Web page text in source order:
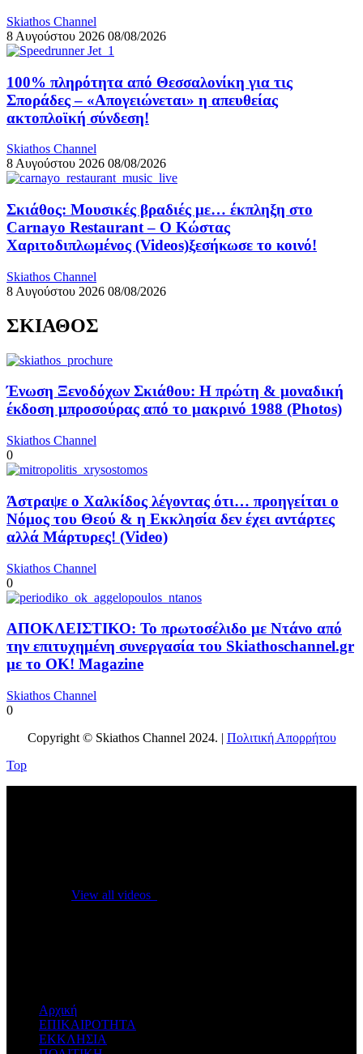
Skiathos Channel
8 Αυγούστου 2026 08/08/2026
100% πληρότητα από Θεσσαλονίκη για τις
Σποράδες – «Απογειώνεται» η απευθείας
ακτοπλοϊκή σύνδεση!
Skiathos Channel
8 Αυγούστου 2026 08/08/2026
Σκιάθος: Μουσικές βραδιές με… έκπληξη στο
Carnayo Restaurant – Ο Κώστας
Χαριτοδιπλωμένος (Videos)ξεσήκωσε το κοινό!
Skiathos Channel
8 Αυγούστου 2026 08/08/2026
ΣΚΙΑΘΟΣ
Ένωση Ξενοδόχων Σκιάθου: Η πρώτη & μοναδική
έκδοση μπροσούρας από το μακρινό 1988 (Photos)
Skiathos Channel
0
Άστραψε ο Χαλκίδος λέγοντας ότι… προηγείται ο
Νόμος του Θεού & η Εκκλησία δεν έχει αντάρτες
αλλά Μάρτυρες! (Video)
Skiathos Channel
0
ΑΠΟΚΛΕΙΣΤΙΚΟ: Το πρωτοσέλιδο με Ντάνο από
την επιτυχημένη συνεργασία του Skiathoschannel.gr
με το OK! Magazine
Skiathos Channel
0
Copyright © Skiathos Channel 2024. | Πολιτική Απορρήτου
Top
View all videos
Αρχική
ΕΠΙΚΑΙΡΟΤΗΤΑ
ΕΚΚΛΗΣΙΑ